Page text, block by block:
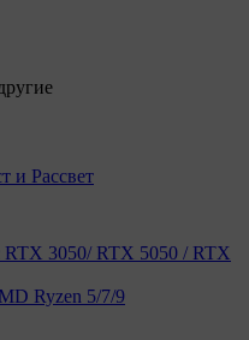
и Рассвет
3050/ RTX 5050 / RTX
Ryzen 5/7/9